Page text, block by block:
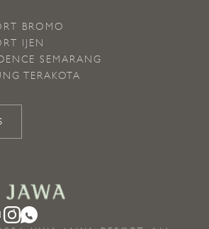
BROMO
IJEN
SEMARANG
TERAKOTA